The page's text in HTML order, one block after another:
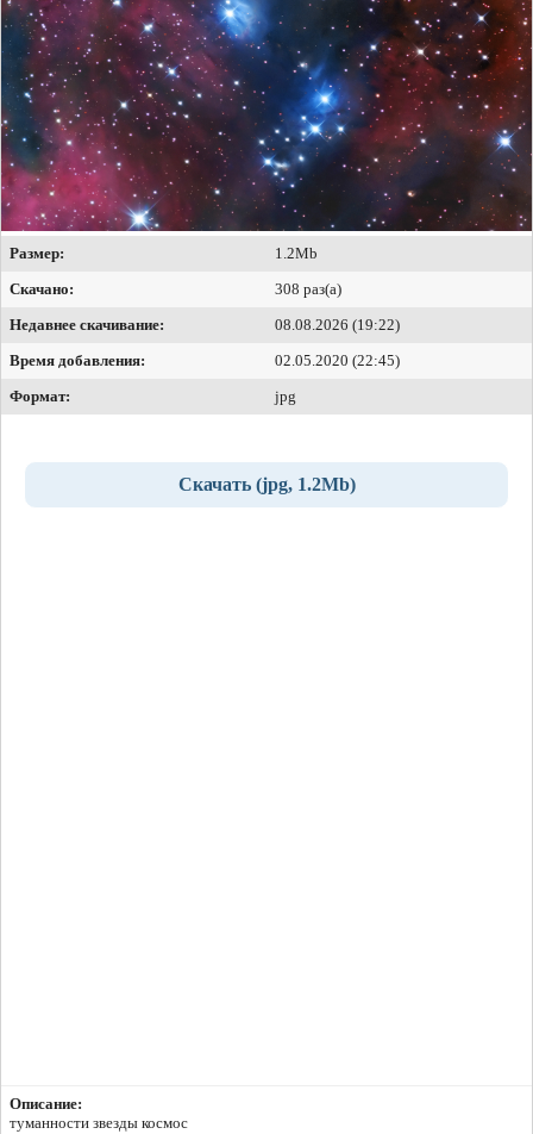
Размер:
1.2Mb
Скачано:
308 раз(а)
Недавнее скачивание:
08.08.2026 (19:22)
Время добавления:
02.05.2020 (22:45)
Формат:
jpg
Скачать (jpg, 1.2Mb)
Описание:
туманности звезды космос